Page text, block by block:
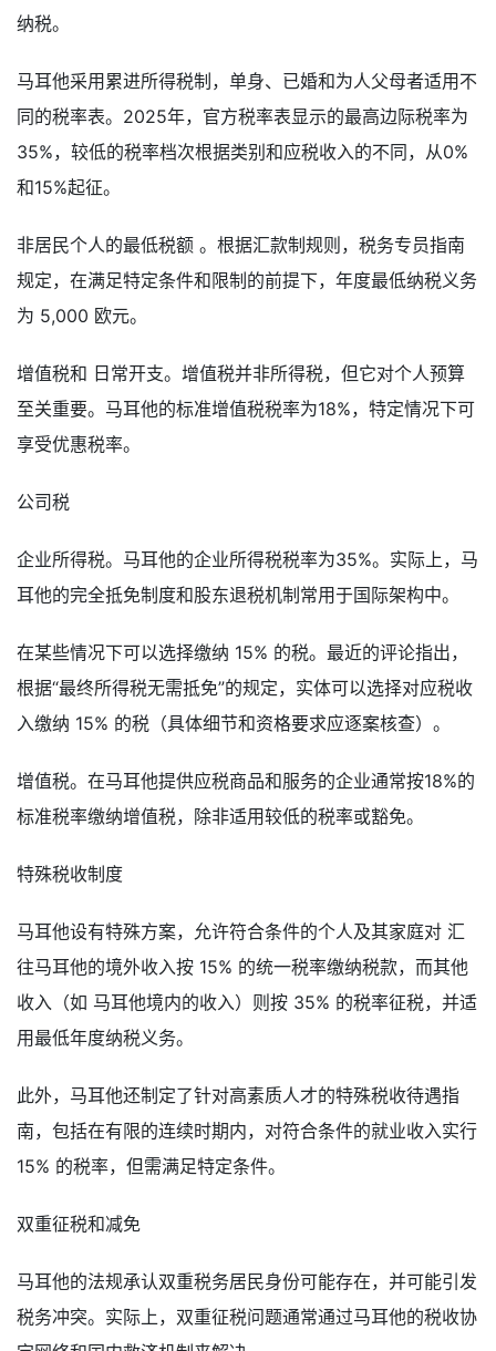
纳税。
马耳他采用累进所得税制，单身、已婚和为人父母者适用不
同的税率表。2025年，官方税率表显示的最高边际税率为
35%，较低的税率档次根据类别和应税收入的不同，从0%
和15%起征。
非居民个人的最低税额 。根据汇款制规则，税务专员指南
规定，在满足特定条件和限制的前提下，年度最低纳税义务
为 5,000 欧元。
增值税和 日常开支。增值税并非所得税，但它对个人预算
至关重要。马耳他的标准增值税税率为18%，特定情况下可
享受优惠税率。
公司税
企业所得税。马耳他的企业所得税税率为35%。实际上，马
耳他的完全抵免制度和股东退税机制常用于国际架构中。
在某些情况下可以选择缴纳 15% 的税。最近的评论指出，
根据“最终所得税无需抵​​免”的规定，实体可以选择对应税收
入缴纳 15% 的税（具体细节和资格要求应逐案核查）。
增值税。在马耳他提供应税商品和服务的企业通常按18%的
标准税率缴纳增值税，除非适用较低的税率或豁免。
特殊税收制度
马耳他设有特殊方案，允许符合条件的个人及其家庭对 汇
往马耳他的境外收入按 15% 的统一税率缴纳税款，而其他
收入（如 马耳他境内的收入）则按 35% 的税率征税，并适
用最低年度纳税义务。
此外，马耳他还制定了针对高素质人才的特殊税收待遇指
南，包括在有限的连续时期内，对符合条件的就业收入实行
15% 的税率，但需满足特定条件。
双重征税和减免
马耳他的法规承认双重税务居民身份可能存在，并可能引发
税务冲突。实际上，双重征税问题通常通过马耳他的税收协